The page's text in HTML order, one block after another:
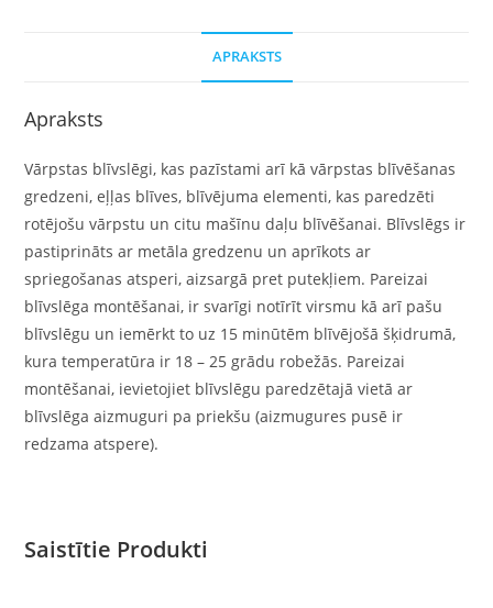
APRAKSTS
Apraksts
Vārpstas blīvslēgi, kas pazīstami arī kā vārpstas blīvēšanas
gredzeni, eļļas blīves, blīvējuma elementi, kas paredzēti
rotējošu vārpstu un citu mašīnu daļu blīvēšanai. Blīvslēgs ir
pastiprināts ar metāla gredzenu un aprīkots ar
spriegošanas atsperi, aizsargā pret putekļiem. Pareizai
blīvslēga montēšanai, ir svarīgi notīrīt virsmu kā arī pašu
blīvslēgu un iemērkt to uz 15 minūtēm blīvējošā šķidrumā,
kura temperatūra ir 18 – 25 grādu robežās. Pareizai
montēšanai, ievietojiet blīvslēgu paredzētajā vietā ar
blīvslēga aizmuguri pa priekšu (aizmugures pusē ir
redzama atspere).
Saistītie Produkti